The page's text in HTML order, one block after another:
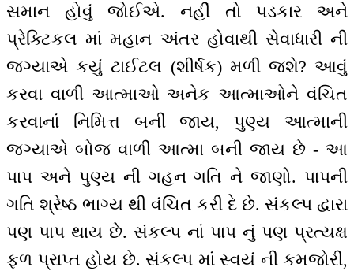
સમાન હોવું જોઈએ. નહીં તો પડકાર અને
પ્રેક્ટિકલ માં મહાન અંતર હોવાથી સેવાધારી ની
જગ્યાએ કયું ટાઈટલ (શીર્ષક) મળી જશે? આવું
કરવા વાળી આત્માઓ અનેક આત્માઓને વંચિત
કરવાનાં નિમિત્ત બની જાય, પુણ્ય આત્માની
જગ્યાએ બોજ વાળી આત્મા બની જાય છે - આ
પાપ અને પુણ્ય ની ગહન ગતિ ને જાણો. પાપની
ગતિ શ્રેષ્ઠ ભાગ્ય થી વંચિત કરી દે છે. સંકલ્પ દ્વારા
પણ પાપ થાય છે. સંકલ્પ નાં પાપ નું પણ પ્રત્યક્ષ
ફળ પ્રાપ્ત હોય છે. સંકલ્પ માં સ્વયં ની કમજોરી,